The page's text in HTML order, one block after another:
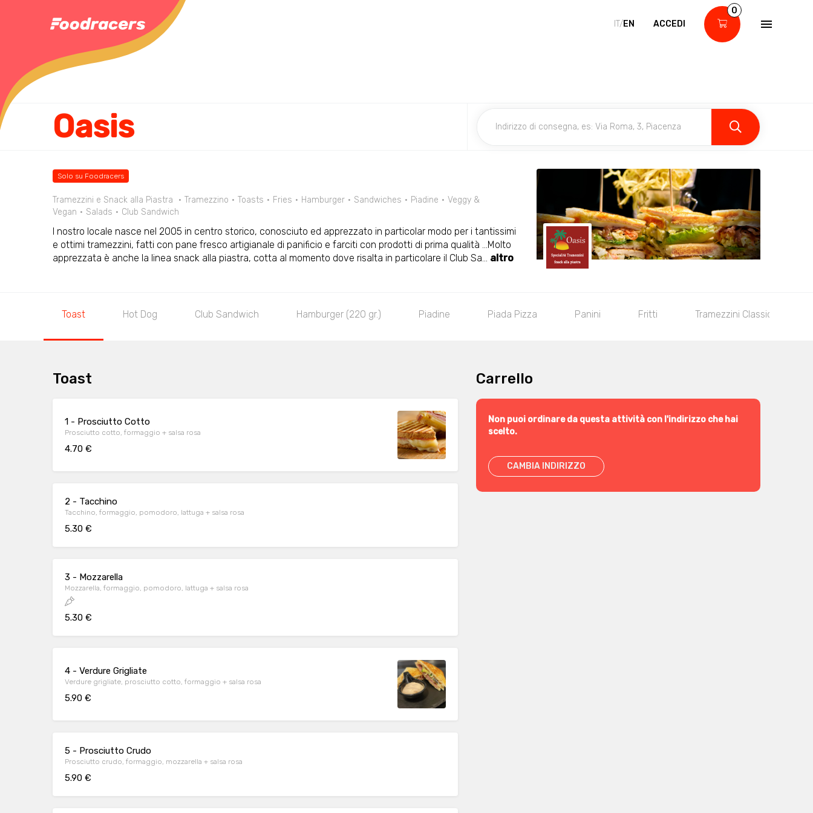
IT/EN ACCEDI
0
Oasis
Solo su Foodracers
Tramezzini e Snack alla Piastra Tramezzino Toasts Fries Hamburger Sandwiches Piadine
Veggy &
Vegan
Salads Club Sandwich
I nostro locale nasce nel 2005 in centro storico, conosciuto ed apprezzato in particolar modo per i tantissimi
e ottimi tramezzini, fatti con pane fresco artigianale di panificio e farciti con prodotti di prima qualità ...Molto
apprezzata è anche la linea snack alla piastra, cotta al momento dove risalta in particolare il Club Sa... altro
Toast Hot Dog Club Sandwich Hamburger (220 gr.) Piadine Piada Pizza Panini Fritti Tramezzini Classici
Toast
1 - Prosciutto Cotto
Prosciutto cotto, formaggio + salsa rosa
4.70 €
2 - Tacchino
Tacchino, formaggio, pomodoro, lattuga + salsa rosa
5.30 €
3 - Mozzarella
Mozzarella, formaggio, pomodoro, lattuga + salsa rosa
5.30 €
4 - Verdure Grigliate
Verdure grigliate, prosciutto cotto, formaggio + salsa rosa
5.90 €
5 - Prosciutto Crudo
Prosciutto crudo, formaggio, mozzarella + salsa rosa
5.90 €
Carrello
Non puoi ordinare da questa attività con l'indirizzo che hai
scelto.
CAMBIA INDIRIZZO